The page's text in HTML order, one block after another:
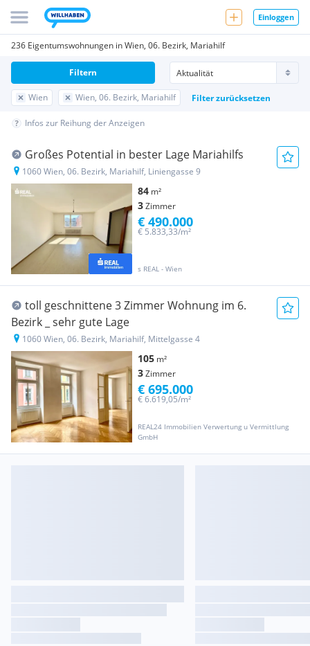
Einloggen
236 Eigentumswohnungen in Wien, 06. Bezirk, Mariahilf
Wien Wien, 06. Bezirk, Mariahilf Filter zurücksetzen
Filtern
Infos zur Reihung der Anzeigen
Großes Potential in bester Lage Mariahilfs
1060 Wien, 06. Bezirk, Mariahilf, Liniengasse 9
84 m²
3Zimmer
s REAL - Wien
€ 5.833,33/m²
€ 490.000
toll geschnittene 3 Zimmer Wohnung im 6.
Bezirk _ sehr gute Lage
1060 Wien, 06. Bezirk, Mariahilf, Mittelgasse 4
105 m²
3Zimmer
REAL24 Immobilien Verwertung u Vermittlung
GmbH
€ 6.619,05/m²
€ 695.000